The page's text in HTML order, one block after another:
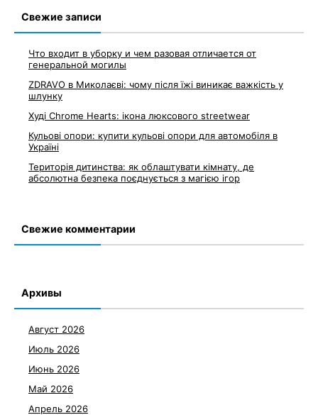
Свежие записи
Что входит в уборку и чем разовая отличается от
генеральной могилы
ZDRAVO в Миколаєві: чому після їжі виникає важкість у
шлунку
Худі Chrome Hearts: ікона люксового streetwear
Кульові опори: купити кульові опори для автомобіля в
Україні
Територія дитинства: як облаштувати кімнату, де
абсолютна безпека поєднується з магією ігор
Свежие комментарии
Архивы
Август 2026
Июль 2026
Июнь 2026
Май 2026
Апрель 2026